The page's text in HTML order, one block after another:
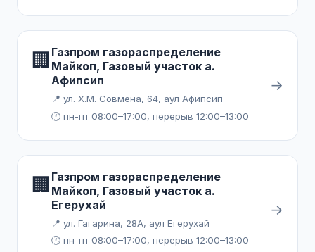
🏢 Газпром газораспределение
Майкоп, Газовый участок а.
Афипсип
📍 ул. Х.М. Совмена, 64, аул Афипсип
🕐 пн-пт 08:00–17:00, перерыв 12:00–13:00
→
🏢 Газпром газораспределение
Майкоп, Газовый участок а.
Егерухай
📍 ул. Гагарина, 28А, аул Егерухай
🕐 пн-пт 08:00–17:00, перерыв 12:00–13:00
→